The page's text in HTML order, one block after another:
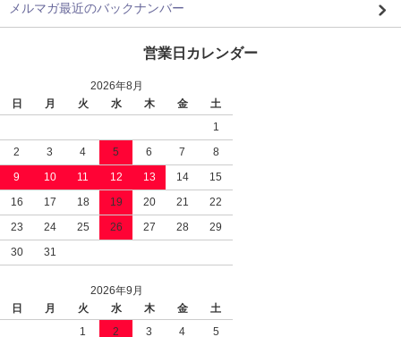
メルマガ最近のバックナンバー
営業日カレンダー
2026年8月
日
月 火 水 木 金
土
1
2
3 4 5 6 7
8
9
10 11 12 13 14
15
16
17 18 19 20 21
22
23
24 25 26 27 28
29
30
31
2026年9月
日
月 火 水 木 金
土
1
2 3 4
5